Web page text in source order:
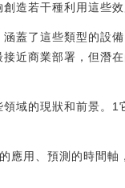
造若干種利用這些
蓋了這些類型的設
近商業部署，但潛
域的現狀和前景。
應用、預測的時間軸